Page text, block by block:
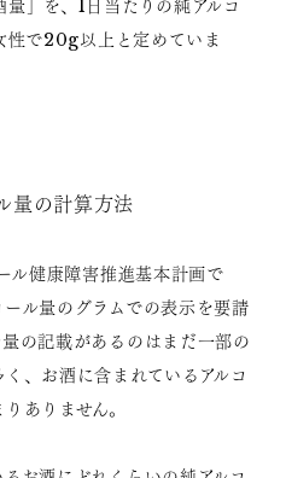
」を、1日当たりの純アルコ
で20g以上と定めていま
量の計算方法
ル健康障害推進基本計画で
ル量のグラムでの表示を要請
の記載があるのはまだ一部の
、お酒に含まれているアルコ
ありません。